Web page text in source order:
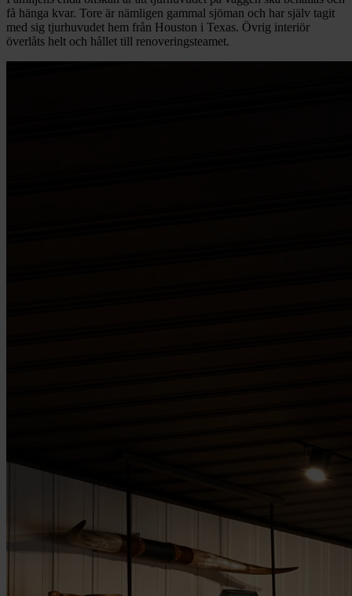
få hänga kvar. Tore är nämligen gammal sjöman och har själv tagit
med sig tjurhuvudet hem från Houston i Texas. Övrig interiör
överlåts helt och hållet till renoveringsteamet.